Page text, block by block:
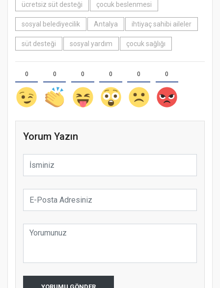
ücretsiz süt desteği çocuk beslenmesi
sosyal belediyecilik Antalya ihtiyaç sahibi aileler
süt desteği sosyal yardım çocuk sağlığı
0 0 0 0 0 0
Yorum Yazın